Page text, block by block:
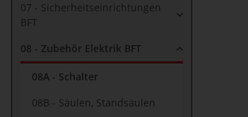
07 - Sicherheitseinrichtungen
BFT
08 - Zubehör Elektrik BFT
08A - Schalter
08B - Säulen, Standsäulen